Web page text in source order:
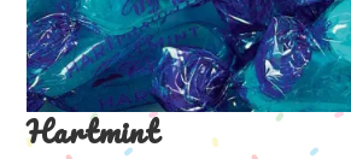
Hartmint